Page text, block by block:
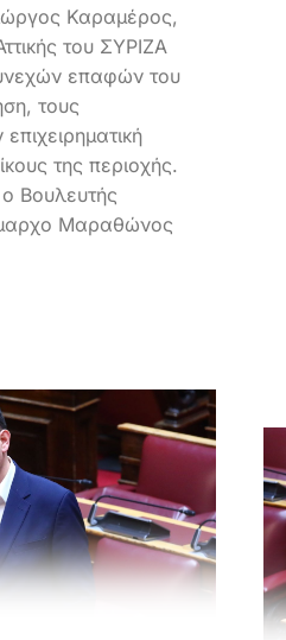
Καραμέρος,
του ΣΥΡΙΖΑ
επαφών του
τους
της περιοχής.
Βουλευτής
Μαραθώνος